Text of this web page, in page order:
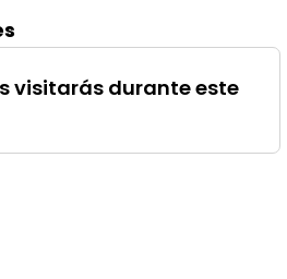
visitarás durante este